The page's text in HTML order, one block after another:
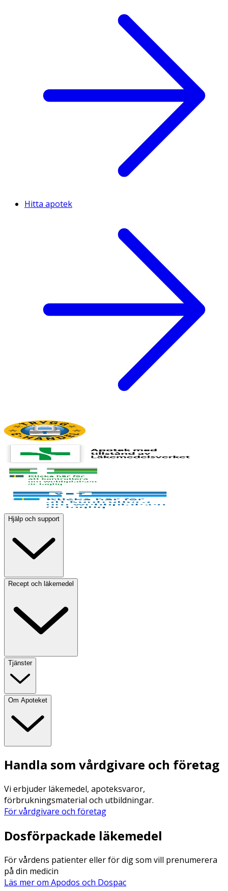
Hitta apotek
Hjälp och support
Recept och läkemedel
Tjänster
Om Apoteket
Handla som vårdgivare och företag
Vi erbjuder läkemedel, apoteksvaror,
förbrukningsmaterial och utbildningar.
För vårdgivare och företag
Dosförpackade läkemedel
För vårdens patienter eller för dig som vill prenumerera
på din medicin
Läs mer om Apodos och Dospac